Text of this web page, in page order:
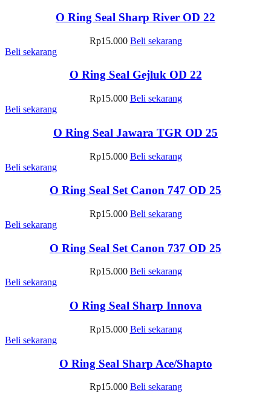
O Ring Seal Sharp River OD 22
Rp15.000 Beli sekarang
Beli sekarang
O Ring Seal Gejluk OD 22
Rp15.000 Beli sekarang
Beli sekarang
O Ring Seal Jawara TGR OD 25
Rp15.000 Beli sekarang
Beli sekarang
O Ring Seal Set Canon 747 OD 25
Rp15.000 Beli sekarang
Beli sekarang
O Ring Seal Set Canon 737 OD 25
Rp15.000 Beli sekarang
Beli sekarang
O Ring Seal Sharp Innova
Rp15.000 Beli sekarang
Beli sekarang
O Ring Seal Sharp Ace/Shapto
Rp15.000 Beli sekarang